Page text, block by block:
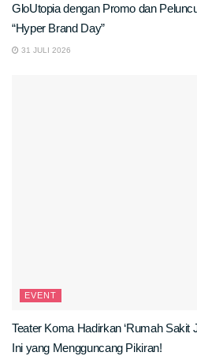
GloUtopia dengan Promo dan
“Hyper Brand Day”
31 JULI 2026
EVENT
Teater Koma Hadirkan ‘Rumah Sakit
Ini yang Mengguncang Pikiran!